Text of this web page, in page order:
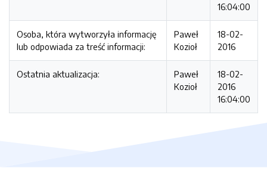
16:04:00
Osoba, która wytworzyła informację
lub odpowiada za treść informacji:
Paweł
Kozioł
18-02-
2016
Ostatnia aktualizacja:
Paweł
Kozioł
18-02-
2016
16:04:00